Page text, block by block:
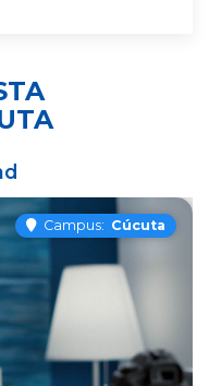
Campus: Cúcuta